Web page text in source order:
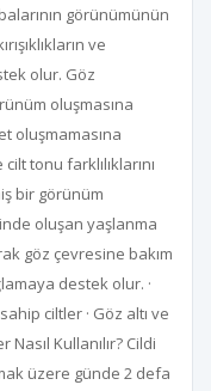
görünümünün
ve
olur. Göz
oluşmasına
oluşmamasına
tonu farklılıklarını
bir görünüm
oluşan yaşlanma
göz çevresine bakım
destek olur. ·
ciltler · Göz altı ve
Kullanılır? Cildi
üzere günde 2 defa